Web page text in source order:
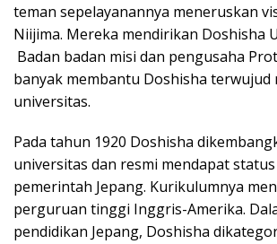
teman sepelayanannya meneruskan
Niijima. Mereka mendirikan Doshisha
Badan badan misi dan pengusaha
banyak membantu Doshisha terwujud
universitas.
Pada tahun 1920 Doshisha
universitas dan resmi mendapat
pemerintah Jepang. Kurikulumnya
perguruan tinggi Inggris-Amerika.
pendidikan Jepang, Doshisha